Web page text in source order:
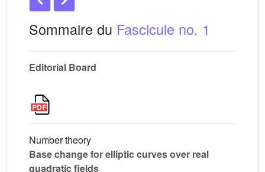
Sommaire du Fascicule no. 1
Editorial Board
Number theory
Base change for elliptic curves over real
quadratic fields